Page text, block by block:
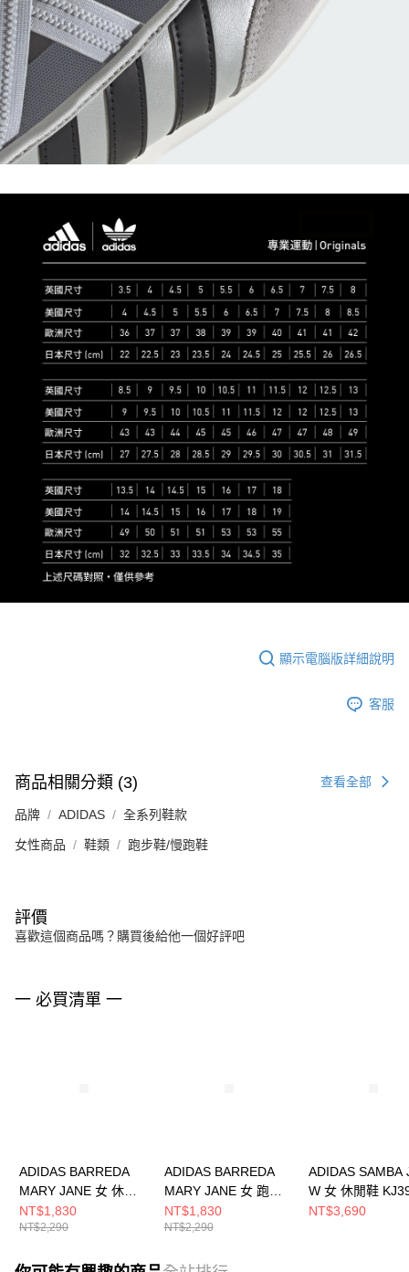
顯示電腦版詳細說明
客服
商品相關分類 (3) 查看全部
品牌 ADIDAS 全系列鞋款
女性商品 鞋類 跑步鞋/慢跑鞋
評價
喜歡這個商品嗎？購買後給他一個好評吧
一 必買清單 一
ADIDAS BARREDA
MARY JANE 女 休閒
鞋 HQ7398
NT$1,830
NT$2,290
ADIDAS BARREDA
MARY JANE 女 跑步
鞋 JQ2127
NT$1,830
NT$2,290
ADIDAS SAMBA
W 女 休閒鞋
NT$3,690